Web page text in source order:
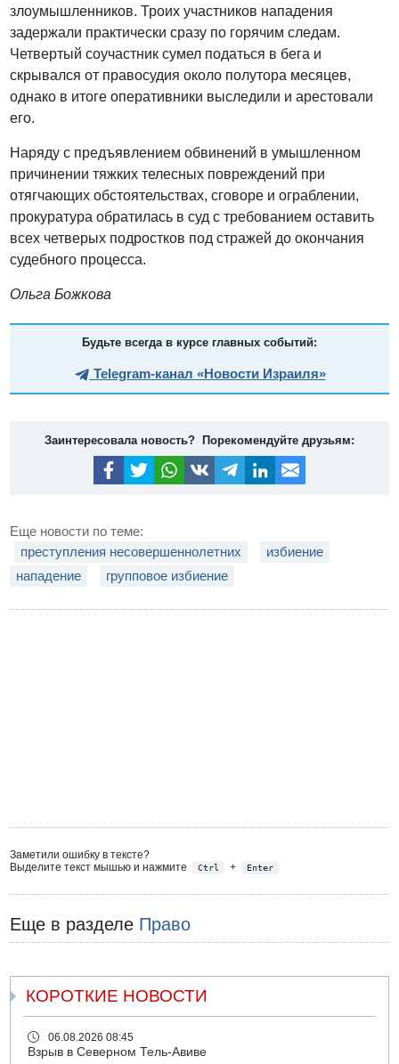
злоумышленников. Троих участников нападения
задержали практически сразу по горячим следам.
Четвертый соучастник сумел податься в бега и
скрывался от правосудия около полутора месяцев,
однако в итоге оперативники выследили и арестовали
его.
Наряду с предъявлением обвинений в умышленном
причинении тяжких телесных повреждений при
отягчающих обстоятельствах, сговоре и ограблении,
прокуратура обратилась в суд с требованием оставить
всех четверых подростков под стражей до окончания
судебного процесса.
Ольга Божкова
Будьте всегда в курсе главных событий:
Telegram-канал «Новости Израиля»
Заинтересовала новость? Порекомендуйте друзьям:
Еще новости по теме:
преступления несовершеннолетних
избиение
нападение
групповое избиение
Заметили ошибку в тексте?
Выделите текст мышью и нажмите
Ctrl + Enter
Еще в разделе Право
КОРОТКИЕ НОВОСТИ
06.08.2026 08:45
Взрыв в Северном Тель-Авиве